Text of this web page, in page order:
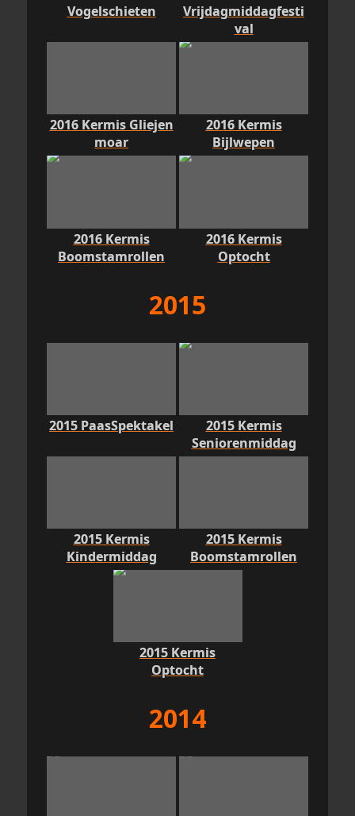
Vogelschieten
Vrijdagmiddagfesti
val
2016 Kermis Gliejen
moar
2016 Kermis
Bijlwepen
2016 Kermis
Boomstamrollen
2016 Kermis
Optocht
2015
2015 PaasSpektakel
2015 Kermis
Seniorenmiddag
2015 Kermis
Kindermiddag
2015 Kermis
Boomstamrollen
2015 Kermis
Optocht
2014